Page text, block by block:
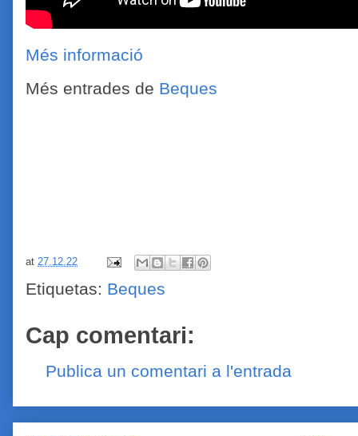
Més informació
Més entrades de Beques
at 27.12.22
Etiquetas: Beques
Cap comentari:
Publica un comentari a l'entrada